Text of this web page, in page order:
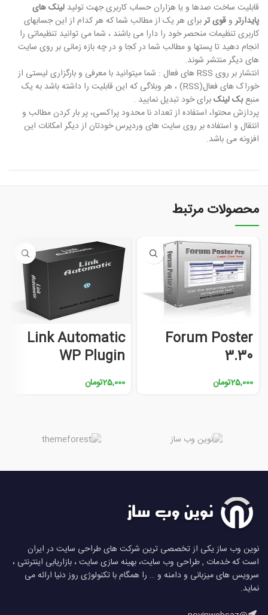
قابلیت ساخت صدها و یا هزاران حساب کاربری جهت تولید لینک های
پایدارتروقوی تربرای هر یک از مطالب شما که هر کدام از این جسابهای
کاربری تنظیمات منحصر خود را دارا می باشند ، شما می توانید تنظیماتی را
انجام دهید تا پستها و مطالب شما در کجا و در چه بازه زمانی بر روی سایت
های دیگر منتشر شوند.
انتشار بر روی RSS های فعال : شما میتوانید با معرفی و بارگزاری لیستی از
خوراک های فعال(RSS) ، هر وبلاگی که این قابلیت را داشته باشد به یک
منبعبک لینکبرای خود تبدیل نمایید .
پردازش محتوا، استفاده از تعداد نا محدود پراکسی، پر بار کردن مطالب و
انتقال و استفاده بر روی سایت های وردپرس خودتان از دیگر امکانات این
افزونه می باشد.
محصولات مرتبط
Forum Poster
3.30
25,000تومان
Link Automatic
WP Plugin
25,000تومان
نوین وب ساز یکی از تخصصی ترین شرکت های طراحی سایت در ایران
است که خدمات , طراحی وب سایت، بهینه سازی سایت ، بازاریابی اینترنتی ،
سرویس های میزبانی و دامنه و … را همگام با تکنولوژی روز دنیا ارائه می
نماید.